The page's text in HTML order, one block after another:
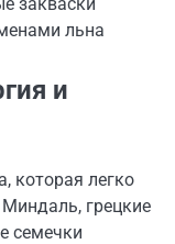
льна
и
которая легко
грецкие
семечки